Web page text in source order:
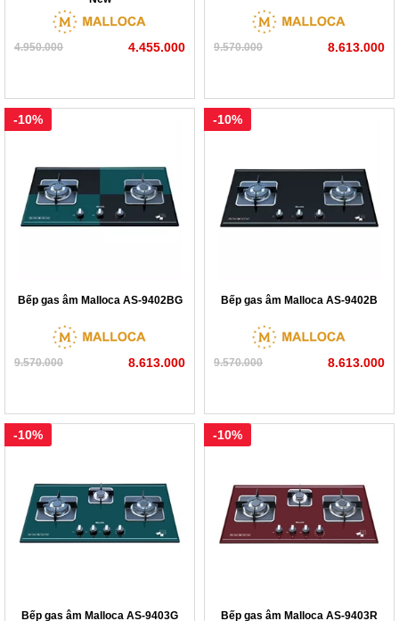
4.950.000 4.455.000 9.570.000 8.613.000
Bếp gas âm Malloca AS-9402BG
9.570.000
-10%
8.613.000
Bếp gas âm Malloca AS-9402B
9.570.000
-10%
8.613.000
Bếp gas âm Malloca AS-9403G
-10%
Bếp gas âm Malloca AS-9403R
-10%